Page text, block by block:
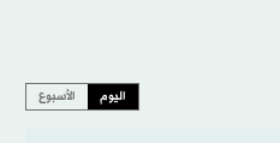
اليوم الأسبوع